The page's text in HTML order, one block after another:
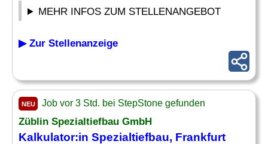
MEHR INFOS ZUM STELLENANGEBOT
▶ Zur Stellenanzeige
NEU Job vor 3 Std. bei StepStone gefunden
Züblin Spezialtiefbau GmbH
Kalkulator:in Spezialtiefbau, Frankfurt